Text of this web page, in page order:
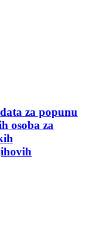
za popunu
osoba za